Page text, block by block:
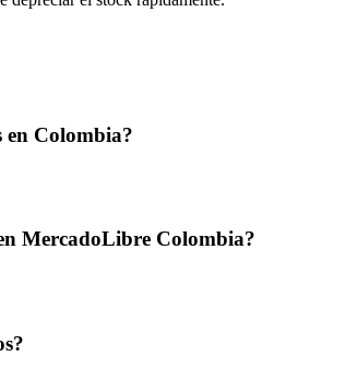
en Colombia?
MercadoLibre Colombia?